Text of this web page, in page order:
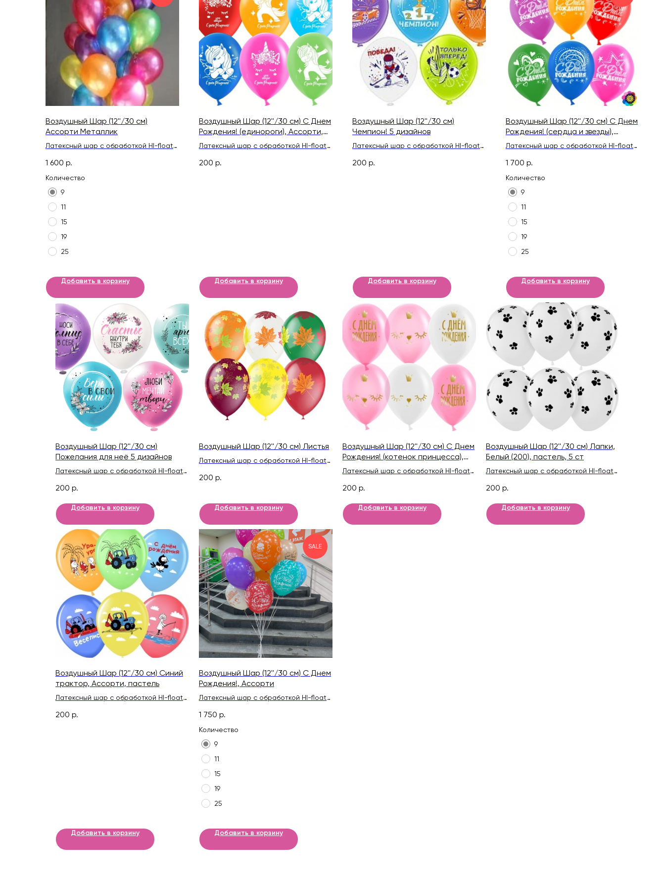
Воздушный Шар (12''/30 см)
Ассорти Металлик
Латексный шар с обработкой HI-float
1 600 р.
Количество
9
11
15
19
25
Добавить в корзину
Воздушный Шар (12''/30 см) С Днем
Рождения! (единороги), Ассорти,
пастель
Латексный шар с обработкой HI-float
200 р.
Добавить в корзину
Воздушный Шар (12''/30 см)
Чемпион! 5 дизайнов
Латексный шар с обработкой HI-float
200 р.
Добавить в корзину
Воздушный Шар (12''/30 см) С Днем
Рождения! (сердца и звезды),
Ассорти, пастель
Латексный шар с обработкой HI-float
1 700 р.
Количество
9
11
15
19
25
Добавить в корзину
Воздушный Шар (12''/30 см)
Пожелания для неё 5 дизайнов
Латексный шар с обработкой HI-float
200 р.
Добавить в корзину
Воздушный Шар (12''/30 см) Листья
Латексный шар с обработкой HI-float
200 р.
Добавить в корзину
Воздушный Шар (12''/30 см) С Днем
Рождения! (котенок принцесса),
Ассорти, кристалл
Латексный шар с обработкой HI-float
200 р.
Добавить в корзину
Воздушный Шар (12''/30 см) Лапки,
Белый (200), пастель, 5 ст
Латексный шар с обработкой HI-float
200 р.
Добавить в корзину
Воздушный Шар (12''/30 см) Синий
трактор, Ассорти, пастель
Латексный шар с обработкой HI-float
200 р.
Добавить в корзину
SALE
Воздушный Шар (12''/30 см) С Днем
Рождения!, Ассорти
Латексный шар с обработкой HI-float
1 750 р.
Количество
9
11
15
19
25
Добавить в корзину